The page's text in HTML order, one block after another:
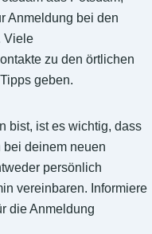
Anmeldung bei den
Viele
zu den örtlichen
geben.
bist, ist es wichtig, dass
deinem neuen
persönlich
vereinbaren. Informiere
die Anmeldung